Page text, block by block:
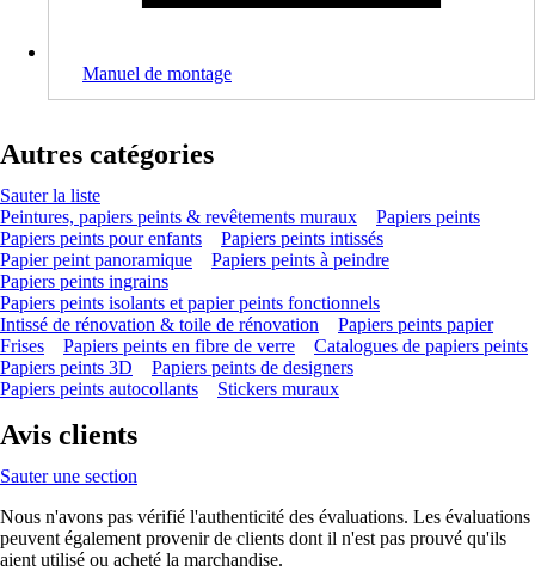
Manuel de montage
Autres catégories
Sauter la liste
Peintures, papiers peints & revêtements muraux
Papiers peints
Papiers peints pour enfants
Papiers peints intissés
Papier peint panoramique
Papiers peints à peindre
Papiers peints ingrains
Papiers peints isolants et papier peints fonctionnels
Intissé de rénovation & toile de rénovation
Papiers peints papier
Frises
Papiers peints en fibre de verre
Catalogues de papiers peints
Papiers peints 3D
Papiers peints de designers
Papiers peints autocollants
Stickers muraux
Avis clients
Sauter une section
Nous n'avons pas vérifié l'authenticité des évaluations. Les évaluations
peuvent également provenir de clients dont il n'est pas prouvé qu'ils
aient utilisé ou acheté la marchandise.